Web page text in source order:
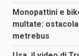
Monopattini e
multate:
metrebus